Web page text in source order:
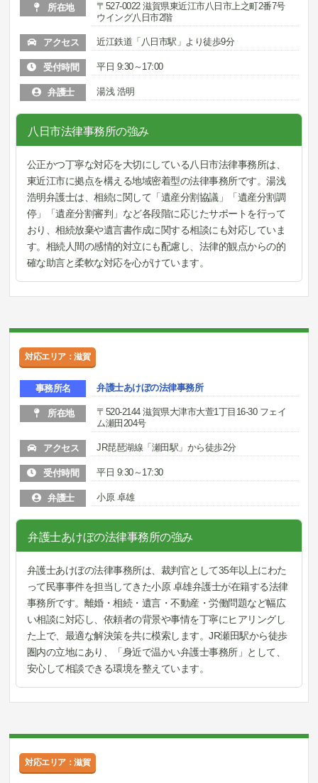
所在地
〒527-0022 滋賀県東近江市八日市上之町2番7号
ウイング八日市2階
アクセス 近江鉄道「八日市駅」より徒歩9分
受付時間 平日 9:30～17:00
弁護士 湯浅 浩明
八日市法律事務所の強み
公正かつ丁寧な対応を大切にしている八日市法律事務所は、
東近江市に拠点を構える地域密着型の法律事務所です。湯浅
浩明弁護士は、相続に関して「遺産分割協議」「遺産分割調
停」「遺産分割審判」など各段階に応じたサポートを行って
おり、相続放棄や遺言書作成に関する相談にも対応していま
す。相続人間の感情的対立にも配慮し、法律的観点からの的
確な助言と柔軟な対応を心がけています。
対応エリア：滋賀
事務所名 弁護士あけぼの法律事務所
所在地
〒520-2144 滋賀県大津市大萱1丁目16-30 フェイ
ム瀬田204号
アクセス JR琵琶湖線「瀬田駅」から徒歩2分
受付時間 平日 9:30～17:30
弁護士 小原 卓雄
弁護士あけぼの法律事務所の強み
弁護士あけぼの法律事務所は、裁判官として35年以上にわた
って民事事件を担当してきた小原 卓雄弁護士が在籍する法律
事務所です。離婚・相続・遺言・不動産・労働問題など幅広
い相談に対応し、依頼者の背景や事情を丁寧にヒアリングし
た上で、最適な解決策を共に模索します。JR瀬田駅から徒歩
圏内の立地にあり、「身近で温かい弁護士事務所」として、
安心して相談できる環境を整えています。
対応エリア：滋賀